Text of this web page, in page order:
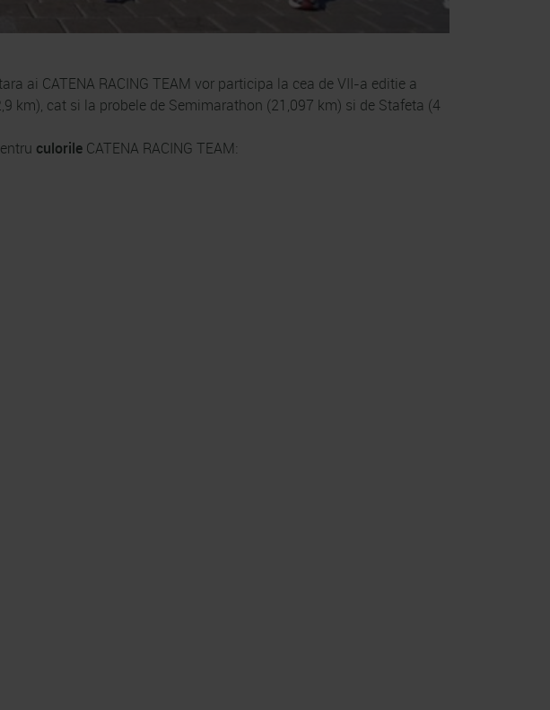
ai CATENA RACING TEAM vor participa la cea de VII-a editie a
km), cat si la probele de Semimarathon (21,097 km) si de Stafeta (4
culorile CATENA RACING TEAM: